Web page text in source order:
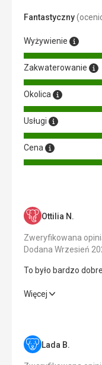
Fantastyczny
Wyżywienie
Zakwaterowanie
Okolica
Usługi
Cena
Ottilia N.
Zweryfikowana
Dodana Wrzesień
To było bardzo dobre
To było bardzo dobre
Zakwaterowanie
Więcej
Lada B.